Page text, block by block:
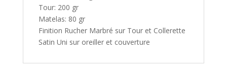
Tour: 200 gr
Matelas: 80 gr
Finition Rucher Marbré sur Tour et Collerette
Satin Uni sur oreiller et couverture